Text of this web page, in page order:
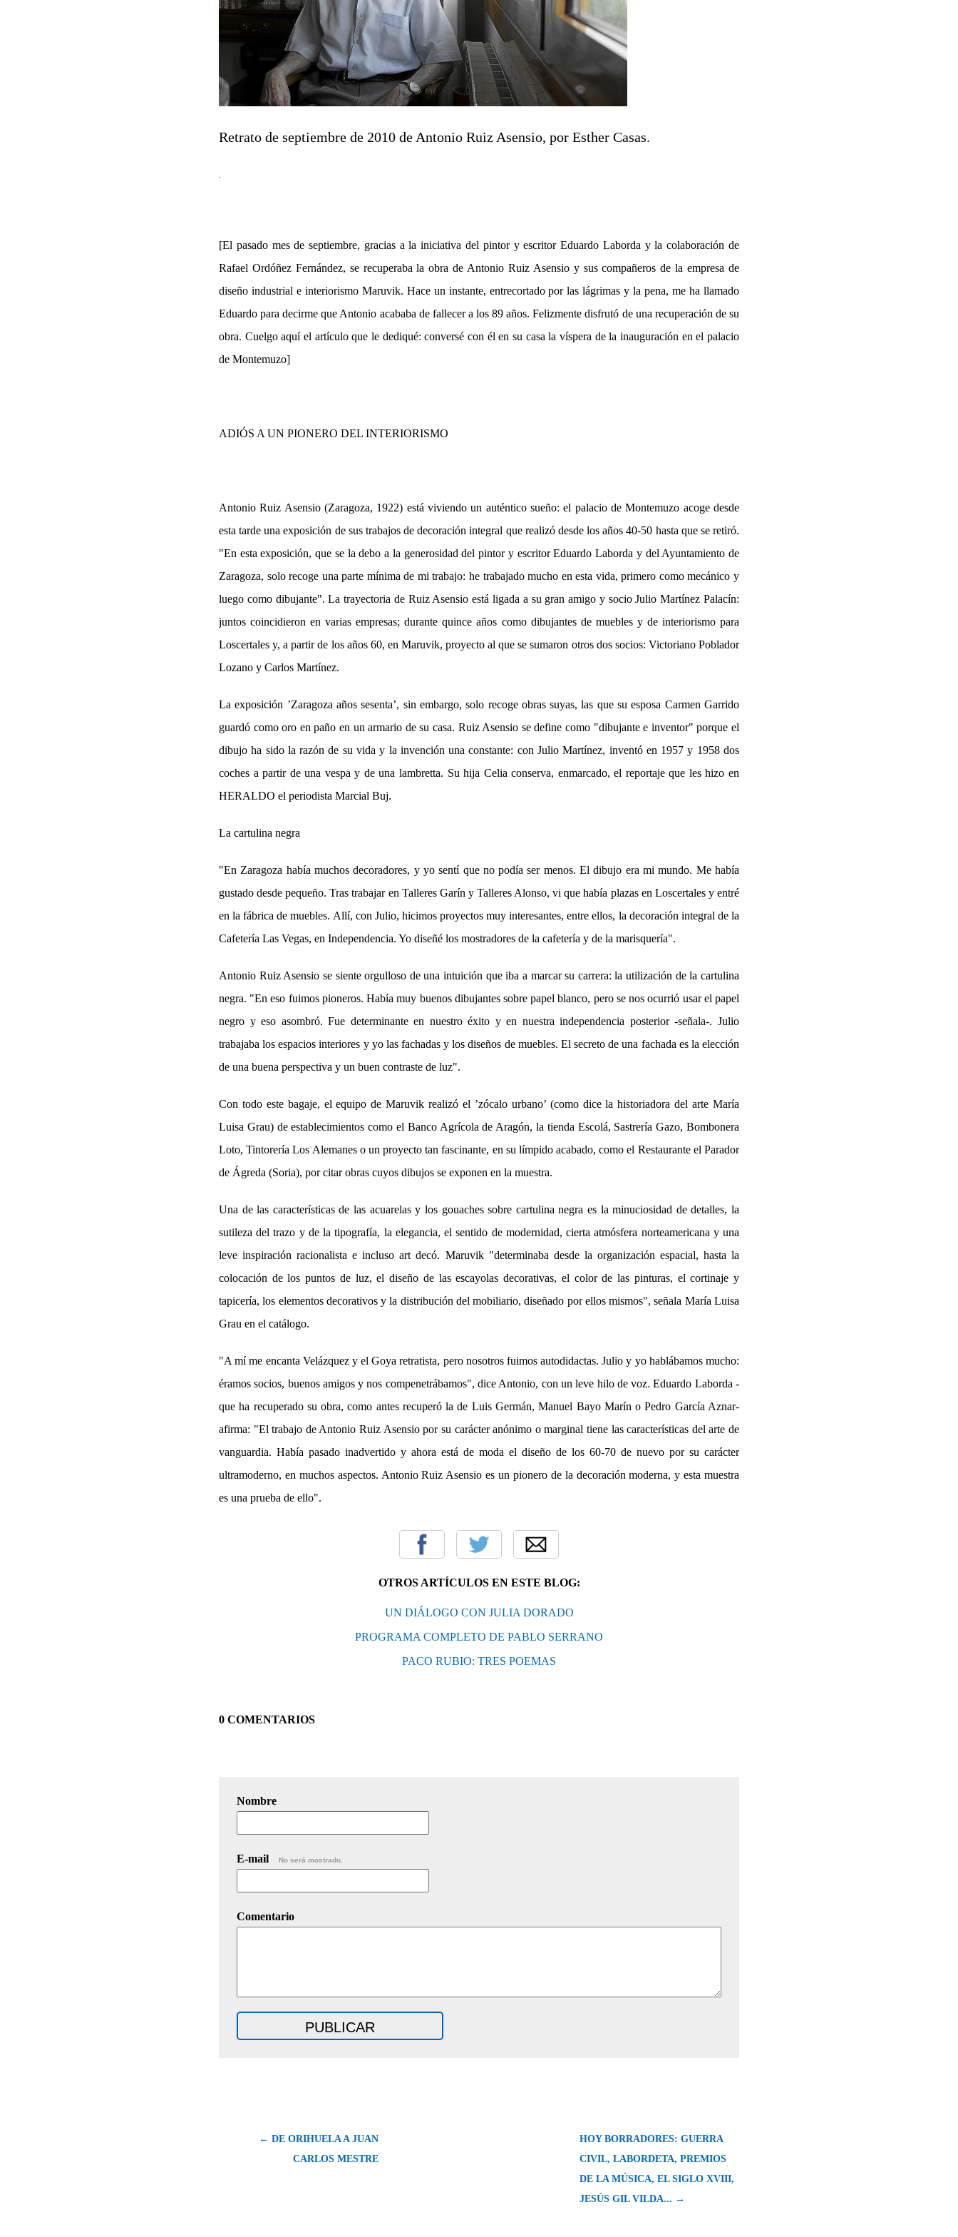
Retrato de septiembre de 2010 de Antonio Ruiz Asensio, por Esther Casas.
[El pasado mes de septiembre, gracias a la iniciativa del pintor y escritor Eduardo Laborda y la colaboración de
Rafael Ordóñez Fernández, se recuperaba la obra de Antonio Ruiz Asensio y sus compañeros de la empresa de
diseño industrial e interiorismo Maruvik. Hace un instante, entrecortado por las lágrimas y la pena, me ha llamado
Eduardo para decirme que Antonio acababa de fallecer a los 89 años. Felizmente disfrutó de una recuperación de su
obra. Cuelgo aquí el artículo que le dediqué: conversé con él en su casa la víspera de la inauguración en el palacio
de Montemuzo]
ADIÓS A UN PIONERO DEL INTERIORISMO
Antonio Ruiz Asensio (Zaragoza, 1922) está viviendo un auténtico sueño: el palacio de Montemuzo acoge desde
esta tarde una exposición de sus trabajos de decoración integral que realizó desde los años 40-50 hasta que se retiró.
"En esta exposición, que se la debo a la generosidad del pintor y escritor Eduardo Laborda y del Ayuntamiento de
Zaragoza, solo recoge una parte mínima de mi trabajo: he trabajado mucho en esta vida, primero como mecánico y
luego como dibujante". La trayectoria de Ruiz Asensio está ligada a su gran amigo y socio Julio Martínez Palacín:
juntos coincidieron en varias empresas; durante quince años como dibujantes de muebles y de interiorismo para
Loscertales y, a partir de los años 60, en Maruvik, proyecto al que se sumaron otros dos socios: Victoriano Poblador
Lozano y Carlos Martínez.
La exposición ’Zaragoza años sesenta’, sin embargo, solo recoge obras suyas, las que su esposa Carmen Garrido
guardó como oro en paño en un armario de su casa. Ruiz Asensio se define como "dibujante e inventor" porque el
dibujo ha sido la razón de su vida y la invención una constante: con Julio Martínez, inventó en 1957 y 1958 dos
coches a partir de una vespa y de una lambretta. Su hija Celia conserva, enmarcado, el reportaje que les hizo en
HERALDO el periodista Marcial Buj.
La cartulina negra
"En Zaragoza había muchos decoradores, y yo sentí que no podía ser menos. El dibujo era mi mundo. Me había
gustado desde pequeño. Tras trabajar en Talleres Garín y Talleres Alonso, vi que había plazas en Loscertales y entré
en la fábrica de muebles. Allí, con Julio, hicimos proyectos muy interesantes, entre ellos, la decoración integral de la
Cafetería Las Vegas, en Independencia. Yo diseñé los mostradores de la cafetería y de la marisquería".
Antonio Ruiz Asensio se siente orgulloso de una intuición que iba a marcar su carrera: la utilización de la cartulina
negra. "En eso fuimos pioneros. Había muy buenos dibujantes sobre papel blanco, pero se nos ocurrió usar el papel
negro y eso asombró. Fue determinante en nuestro éxito y en nuestra independencia posterior -señala-. Julio
trabajaba los espacios interiores y yo las fachadas y los diseños de muebles. El secreto de una fachada es la elección
de una buena perspectiva y un buen contraste de luz".
Con todo este bagaje, el equipo de Maruvik realizó el ’zócalo urbano’ (como dice la historiadora del arte María
Luisa Grau) de establecimientos como el Banco Agrícola de Aragón, la tienda Escolá, Sastrería Gazo, Bombonera
Loto, Tintorería Los Alemanes o un proyecto tan fascinante, en su límpido acabado, como el Restaurante el Parador
de Ágreda (Soria), por citar obras cuyos dibujos se exponen en la muestra.
Una de las características de las acuarelas y los gouaches sobre cartulina negra es la minuciosidad de detalles, la
sutileza del trazo y de la tipografía, la elegancia, el sentido de modernidad, cierta atmósfera norteamericana y una
leve inspiración racionalista e incluso art decó. Maruvik "determinaba desde la organización espacial, hasta la
colocación de los puntos de luz, el diseño de las escayolas decorativas, el color de las pinturas, el cortinaje y
tapicería, los elementos decorativos y la distribución del mobiliario, diseñado por ellos mismos", señala María Luisa
Grau en el catálogo.
"A mí me encanta Velázquez y el Goya retratista, pero nosotros fuimos autodidactas. Julio y yo hablábamos mucho:
éramos socios, buenos amigos y nos compenetrábamos", dice Antonio, con un leve hilo de voz. Eduardo Laborda -
que ha recuperado su obra, como antes recuperó la de Luis Germán, Manuel Bayo Marín o Pedro García Aznar-
afirma: "El trabajo de Antonio Ruiz Asensio por su carácter anónimo o marginal tiene las características del arte de
vanguardia. Había pasado inadvertido y ahora está de moda el diseño de los 60-70 de nuevo por su carácter
ultramoderno, en muchos aspectos. Antonio Ruiz Asensio es un pionero de la decoración moderna, y esta muestra
es una prueba de ello".
OTROS ARTÍCULOS EN ESTE BLOG:
UN DIÁLOGO CON JULIA DORADO
PROGRAMA COMPLETO DE PABLO SERRANO
PACO RUBIO: TRES POEMAS
0 COMENTARIOS
Nombre
E-mail No será mostrado.
Comentario
← DE ORIHUELA A JUAN
CARLOS MESTRE
HOY BORRADORES: GUERRA
CIVIL, LABORDETA, PREMIOS
DE LA MÚSICA, EL SIGLO XVIII,
JESÚS GIL VILDA... →